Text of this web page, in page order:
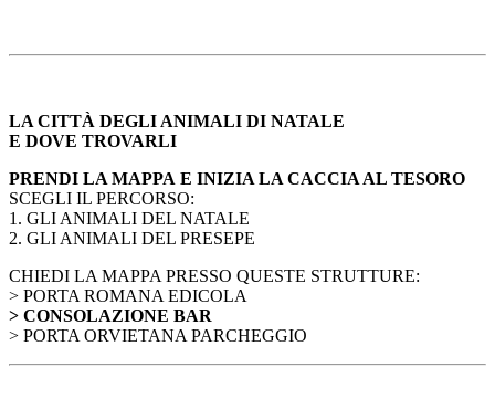
LA CITTÀ DEGLI ANIMALI DI NATALE
E DOVE TROVARLI
PRENDI LA MAPPA E INIZIA LA CACCIA AL TESORO
SCEGLI IL PERCORSO:
1. GLI ANIMALI DEL NATALE
2. GLI ANIMALI DEL PRESEPE
CHIEDI LA MAPPA PRESSO QUESTE STRUTTURE:
> PORTA ROMANA EDICOLA
> CONSOLAZIONE BAR
> PORTA ORVIETANA PARCHEGGIO